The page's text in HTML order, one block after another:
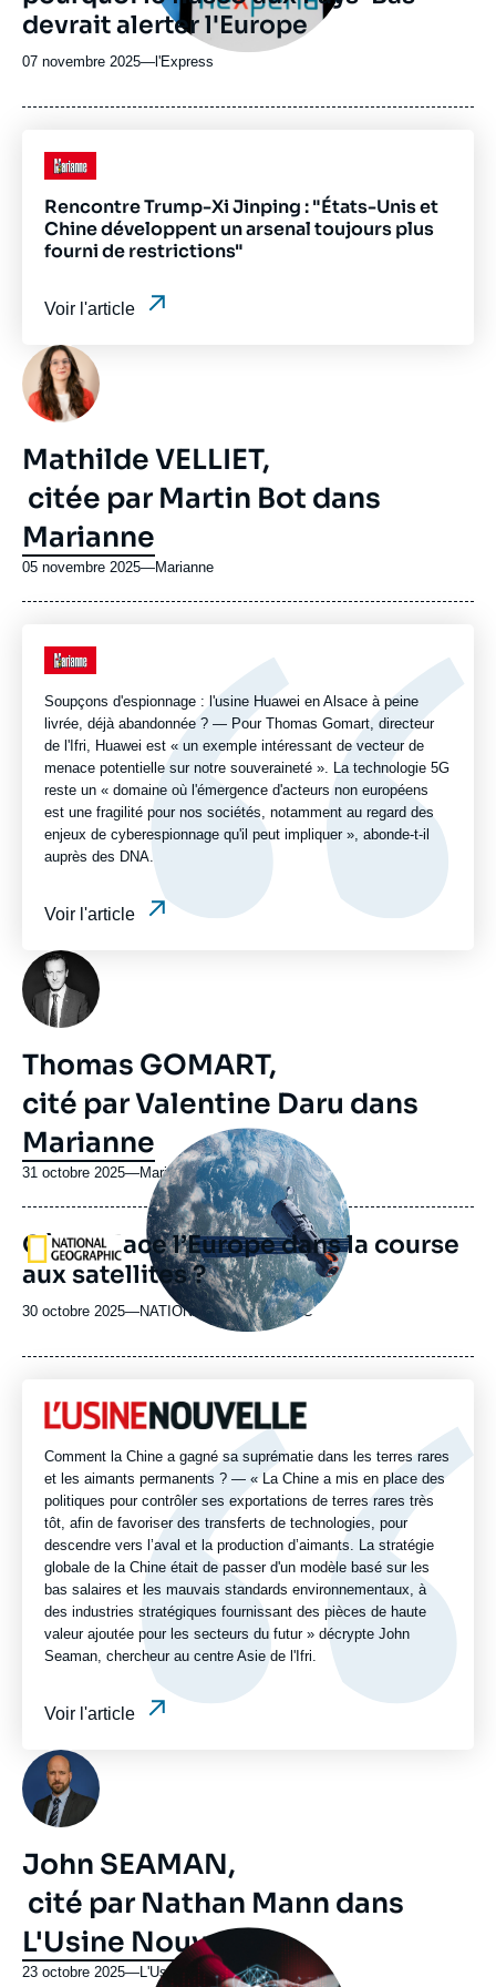
émission
devrait alerter l'Europe
07 novembre 2025— Nom
journal,
l'Express
Logo
Rencontre Trump-Xi Jinping : "États-Unis et
Chine développent un arsenal toujours plus
fourni de restrictions"
Voir l'article
Photo
Mathilde VELLIET,
citée par Martin Bot dans
Marianne
05 novembre 2025—Nom
Marianne
Logo
Soupçons d'espionnage : l'usine Huawei en Alsace à peine
livrée, déjà abandonnée ? — Pour Thomas Gomart, directeur
de l'Ifri, Huawei est « un exemple intéressant de vecteur de
menace potentielle sur notre souveraineté ». La technologie 5G
reste un « domaine où l'émergence d'acteurs non européens
est une fragilité pour nos sociétés, notamment au regard des
enjeux de cyberespionnage qu'il peut impliquer », abonde-t-il
auprès des DNA.
Voir l'article
Photo
Thomas GOMART,
cité par Valentine Daru dans
Marianne
31 octobre 2025—Nom
du
journal,
revue
ou
émission
Marianne
Logo
Image
principale
médiatique
Où se place l’Europe dans la course
aux satellites ?
30 octobre 2025—Nom
journal,
ou
émission
NATIONAL GEOGRAPHIC
Logo
Comment la Chine a gagné sa suprématie dans les terres rares
et les aimants permanents ? — « La Chine a mis en place des
politiques pour contrôler ses exportations de terres rares très
tôt, afin de favoriser des transferts de technologies, pour
descendre vers l’aval et la production d’aimants. La stratégie
globale de la Chine était de passer d'un modèle basé sur les
bas salaires et les mauvais standards environnementaux, à
des industries stratégiques fournissant des pièces de haute
valeur ajoutée pour les secteurs du futur » décrypte John
Seaman, chercheur au centre Asie de l'Ifri.
Voir l'article
Photo
John SEAMAN,
cité par Nathan Mann dans
L'Usine Nouvelle
23 octobre 2025—Nom
L'Usine Nouvelle
Image
principale
médiatique